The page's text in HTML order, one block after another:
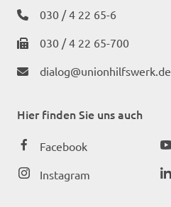
030 / 4 22 65-6
030 / 4 22 65-700
dialog@unionhilfswerk.de
Hier finden Sie uns auch
Facebook
Instagram